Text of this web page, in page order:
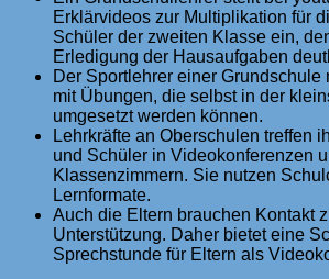
Erklärvideos zur Multiplikation für
Schüler der zweiten Klasse ein,
Erledigung der Hausaufgaben
Der Sportlehrer einer
mit Übungen, die selbst in der
umgesetzt werden können.
Lehrkräfte an Oberschulen treffen
und Schüler in Videokonferenzen
Klassenzimmern. Sie nutzen
Lernformate.
Auch die Eltern brauchen Kontakt
Unterstützung. Daher bietet eine
Sprechstunde für Eltern als